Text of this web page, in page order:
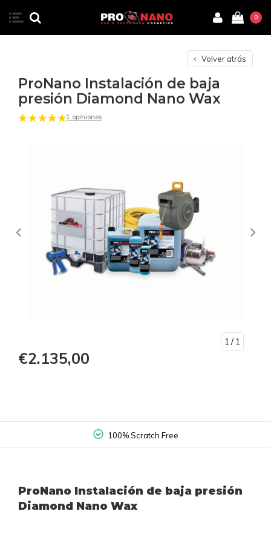
0
Volver atrás
ProNano Instalación de baja
presión Diamond Nano Wax
1 opiniones
1 / 1
€2.135,00
100% Scratch Free
ProNano Instalación de baja presión
Diamond Nano Wax